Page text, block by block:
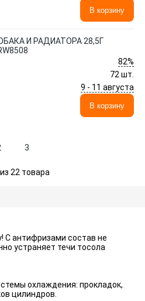
В корзину
И РАДИАТОРА 28,5Г
82%
72 шт.
9 - 11 августа
В корзину
3
22 товара
С антифризами состав не
устраняет течи тосола
охлаждения: прокладок,
цилиндров.